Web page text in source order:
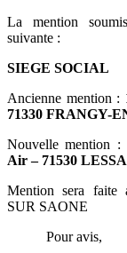
La mention
suivante :
SIEGE SOCIAL
Ancienne mention :
71330 FRANGY-
Nouvelle mention :
Air– 71530
Mention sera
SUR SAONE
Pour avis,